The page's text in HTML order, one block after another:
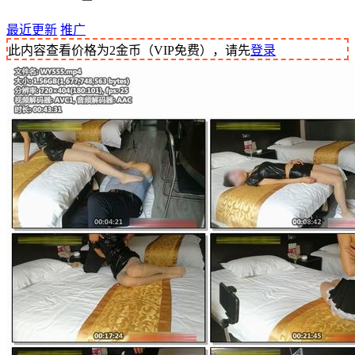
最近更新 推广
此内容查看价格为2金币（VIP免费），请先登录